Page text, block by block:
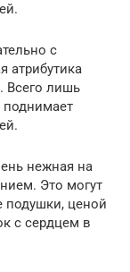
с
атрибутика
Всего лишь
поднимает
нежная на
Это могут
подушки, ценой
с сердцем в